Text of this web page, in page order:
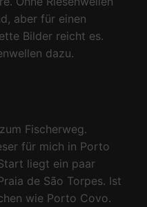
aber für einen
Bilder reicht es.
dazu.
Fischerweg.
für mich in Porto
liegt ein paar
de São Torpes. Ist
wie Porto Covo.